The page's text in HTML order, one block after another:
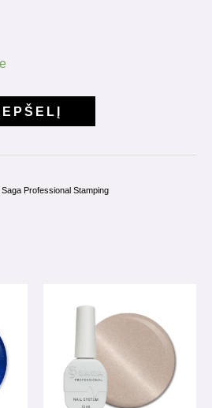
Saga Professional Stamping